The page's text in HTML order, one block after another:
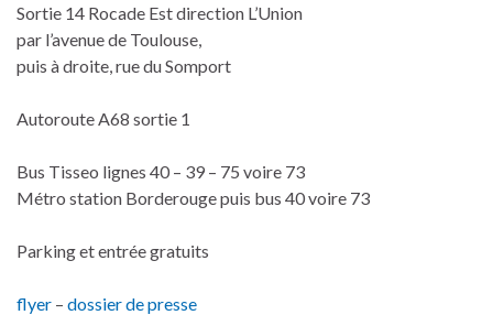
Sortie 14 Rocade Est direction L’Union
par l’avenue de Toulouse,
puis à droite, rue du Somport
Autoroute A68 sortie 1
Bus Tisseo lignes 40 – 39 – 75 voire 73
Métro station Borderouge puis bus 40 voire 73
Parking et entrée gratuits
flyer – dossier de presse